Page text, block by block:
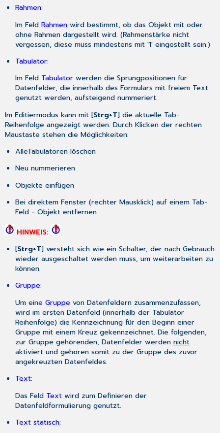
Rahmen:
Im Feld Rahmenwird bestimmt, ob das Objekt mit oder
ohne Rahmen dargestellt wird. (Rahmenstärke nicht
vergessen, diese muss mindestens mit '1' eingestellt sein.)
Tabulator:
Im Feld Tabulatorwerden die Sprungpositionen für
Datenfelder, die innerhalb des Formulars mit freiem Text
genutzt werden, aufsteigend nummeriert.
Im Editiermodus kann mit [Strg+T] die aktuelle Tab-
Reihenfolge angezeigt werden. Durch Klicken der rechten
Maustaste stehen die Möglichkeiten:
AlleTabulatoren löschen
Neu nummerieren
Objekte einfügen
Bei direktem Fenster (rechter Mausklick) auf einem Tab-
Feld - Objekt entfernen
HINWEIS:
[Strg+T] versteht sich wie ein Schalter, der nach Gebrauch
wieder ausgeschaltet werden muss, um weiterarbeiten zu
können.
Gruppe:
Um eine Gruppevon Datenfeldern zusammenzufassen,
wird im ersten Datenfeld (innerhalb der Tabulator
Reihenfolge) die Kennzeichnung für den Beginn einer
Gruppe mit einem Kreuz gekennzeichnet. Die folgenden,
zur Gruppe gehörenden, Datenfelder werden nicht
aktiviert und gehören somit zu der Gruppe des zuvor
angekreuzten Datenfeldes.
Text:
Das Feld Textwird zum Definieren der
Datenfeldformulierung genutzt.
Text statisch: